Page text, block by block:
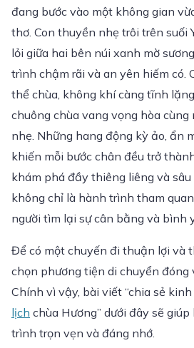
đang bước vào một không gian
thơ. Con thuyền nhẹ trôi trên suối
lỏi giữa hai bên núi xanh mờ
trình chậm rãi và an yên hiếm có.
thể chùa, không khí càng tĩnh
chuông chùa vang vọng hòa cùng
nhẹ. Những hang động kỳ ảo, ẩn
khiến mỗi bước chân đều trở
khám phá đầy thiêng liêng và
không chỉ là hành trình tham
người tìm lại sự cân bằng và bình
Để có một chuyến đi thuận lợi và
chọn phương tiện di chuyển đóng
Chính vì vậy, bài viết “chia sẻ
lịch chùa Hương” dưới đây sẽ
trình trọn vẹn và đáng nhớ.